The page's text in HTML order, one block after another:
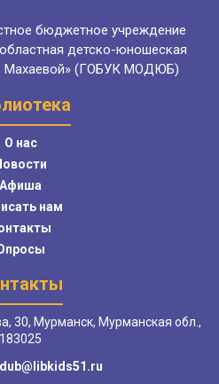
бюджетное учреждение
детско-юношеская
Махаевой» (ГОБУК МОДЮБ)
О нас
Афиша
нам
30, Мурманск, Мурманская обл.,
183025